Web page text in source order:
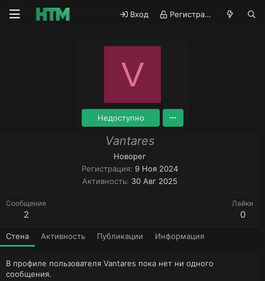
Вход Регистрация
V
Недоступно
Vantares
Новорег
Регистрация 9 Ноя 2024
Активность 30 Авг 2025
Сообщения
2
Лайки
0
Стена Активность Публикации Информация
В профиле пользователя Vantares пока нет ни одного
сообщения.